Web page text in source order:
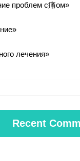
проблем с痛ом»
лечения»
Recent